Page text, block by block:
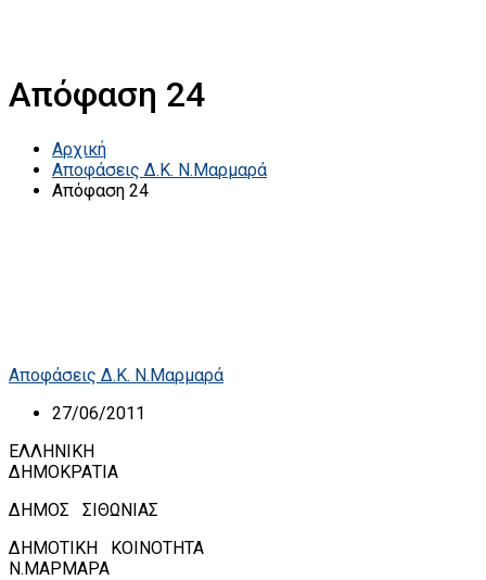
Απόφαση 24
Αρχική
Αποφάσεις Δ.Κ. Ν.Μαρμαρά
Απόφαση 24
Αποφάσεις Δ.Κ. Ν.Μαρμαρά
27/06/2011
ΕΛΛΗΝΙΚΗ
ΔΗΜΟΚΡΑΤΙΑ
ΔΗΜΟΣ
ΣΙΘΩΝΙΑΣ
ΔΗΜΟΤΙΚΗ
ΚΟΙΝΟΤΗΤΑ
Ν.ΜΑΡΜΑΡΑ